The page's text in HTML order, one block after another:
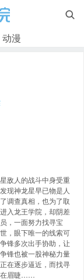

动漫
敌人的战斗中身受重
现神龙星早已物是人
调查真相，也为了取
入龙王学院，却阴差
，一面努力找寻宝
，眼下唯一的线索可
锋多次出手协助，让
锋也被一股神秘力量
在逐步逼近，而找寻
在眉睫……